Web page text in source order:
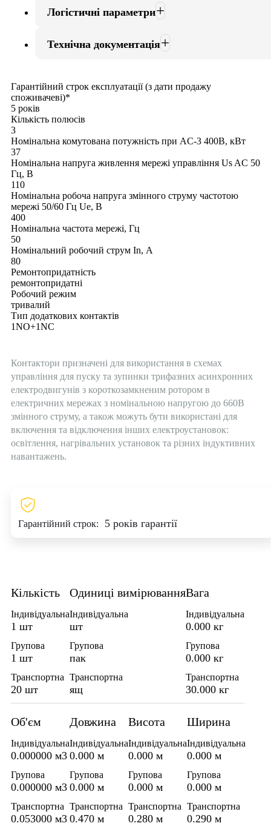
Логістичні параметри
Технічна документація
Гарантійний строк експлуатації (з дати продажу
споживачеві)*
5 років
Кількість полюсів
3
Номінальна комутована потужність при AC-3 400В, кВт
37
Номінальна напруга живлення мережі управління Us AC 50
Гц, В
110
Номінальна робоча напруга змінного струму частотою
мережі 50/60 Гц Ue, В
400
Номінальна частота мережі, Гц
50
Номінальний робочий струм In, А
80
Ремонтопридатність
ремонтопридатні
Робочий режим
тривалий
Тип додаткових контактів
1NO+1NC
Контактори призначені для використання в схемах
управління для пуску та зупинки трифазних асинхронних
електродвигунів з короткозамкненим ротором в
електричних мережах з номінальною напругою до 660В
змінного струму, а також можуть бути використані для
включення та відключення інших електроустановок:
освітлення, нагрівальних установок та різних індуктивних
навантажень.
Гарантійний строк: 5 років гарантії
Кількість
Індивідуальна
1 шт
Групова
1 шт
Транспортна
20 шт
Одиниці вимірювання
Індивідуальна
шт
Групова
пак
Транспортна
ящ
Вага
Індивідуальна
0.000 кг
Групова
0.000 кг
Транспортна
30.000 кг
Об'єм
Індивідуальна
0.000000 м3
Групова
0.000000 м3
Транспортна
0.053000 м3
Довжина
Індивідуальна
0.000 м
Групова
0.000 м
Транспортна
0.470 м
Висота
Індивідуальна
0.000 м
Групова
0.000 м
Транспортна
0.280 м
Ширина
Індивідуальна
0.000 м
Групова
0.000 м
Транспортна
0.290 м